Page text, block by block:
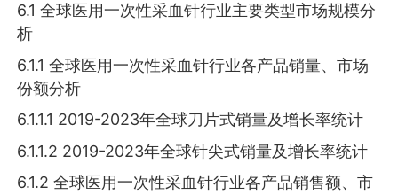
6.1 全球医用一次性采血针行业主要类型市场规模分
析
6.1.1 全球医用一次性采血针行业各产品销量、市场
份额分析
6.1.1.1 2019-2023年全球刀片式销量及增长率统计
6.1.1.2 2019-2023年全球针尖式销量及增长率统计
6.1.2 全球医用一次性采血针行业各产品销售额、市